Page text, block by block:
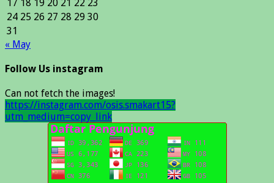
17 18 19 20 21 22 23
24 25 26 27 28 29 30
31
« May
Follow Us instagram
Can not fetch the images!
https://instagram.com/osis.smakart15?
utm_medium=copy_link